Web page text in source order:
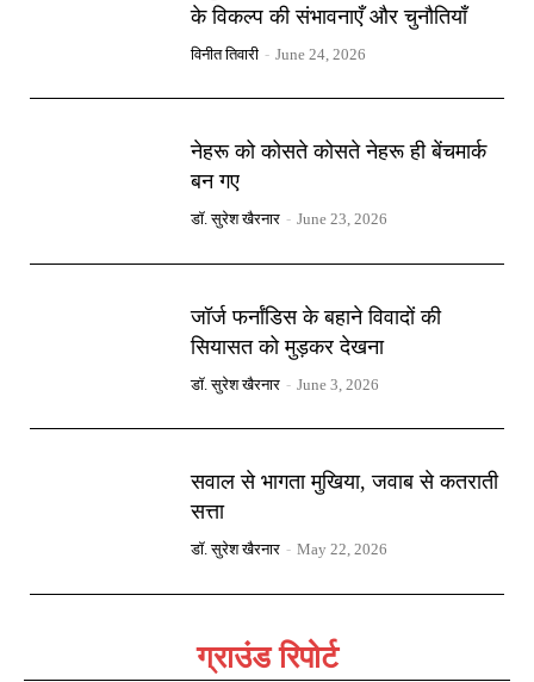
के विकल्प की संभावनाएँ और चुनौतियाँ
विनीत तिवारी - June 24, 2026
नेहरू को कोसते कोसते नेहरू ही बेंचमार्क
बन गए
डॉ. सुरेश खैरनार - June 23, 2026
जॉर्ज फर्नांडिस के बहाने विवादों की
सियासत को मुड़कर देखना
डॉ. सुरेश खैरनार - June 3, 2026
सवाल से भागता मुखिया, जवाब से कतराती
सत्ता
डॉ. सुरेश खैरनार - May 22, 2026
ग्राउंड रिपोर्ट